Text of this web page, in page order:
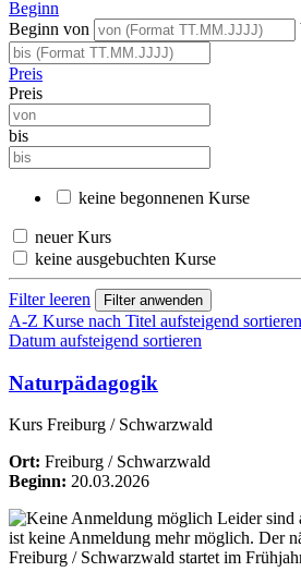
Beginn
Beginn von
Preis
Preis
bis
keine begonnenen Kurse
neuer Kurs
keine ausgebuchten Kurse
Filter leeren
A-Z Kurse nach Titel aufsteigend sortieren
Datum aufsteigend sortieren
Naturpädagogik
Kurs Freiburg / Schwarzwald
Ort: Freiburg / Schwarzwald
Beginn: 20.03.2026
Leider sind
ist keine Anmeldung mehr möglich. Der
Freiburg / Schwarzwald startet im